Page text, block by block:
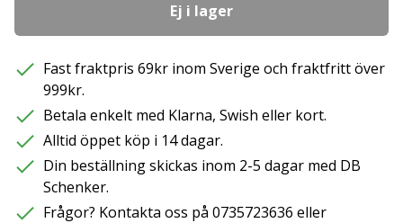
Ej i lager
Fast fraktpris 69kr inom Sverige och fraktfritt över
999kr.
Betala enkelt med Klarna, Swish eller kort.
Alltid öppet köp i 14 dagar.
Din beställning skickas inom 2-5 dagar med DB
Schenker.
Frågor? Kontakta oss på 0735723636 eller